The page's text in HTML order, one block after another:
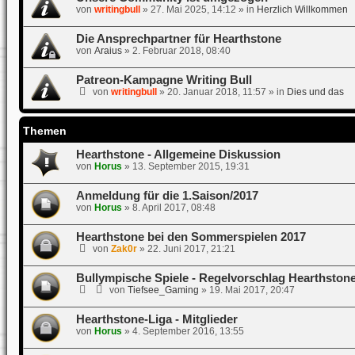
von writingbull » 27. Mai 2025, 14:12 » in Herzlich Willkommen
Die Ansprechpartner für Hearthstone
von Araius» 2. Februar 2018, 08:40
Patreon-Kampagne Writing Bull
von writingbull » 20. Januar 2018, 11:57 » in Dies und das
Themen
Hearthstone - Allgemeine Diskussion
von Horus » 13. September 2015, 19:31
Anmeldung für die 1.Saison/2017
von Horus » 8. April 2017, 08:48
Hearthstone bei den Sommerspielen 2017
von Zak0r» 22. Juni 2017, 21:21
Bullympische Spiele - Regelvorschlag
von Tiefsee_Gaming » 19. Mai 2017, 20:47
Hearthstone-Liga - Mitglieder
von Horus » 4. September 2016, 13:55